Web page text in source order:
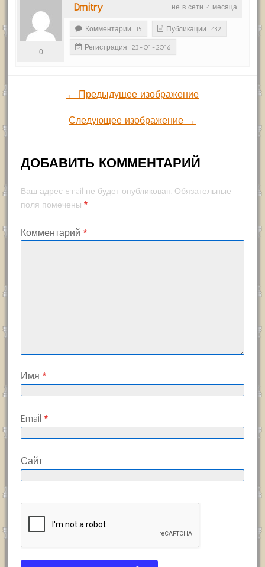
не в сети 4 месяца
Dmitry
0
Комментарии: 15 Публикации: 432
Регистрация: 23-01-2016
← Предыдущее изображение
Следующее изображение →
ДОБАВИТЬ КОММЕНТАРИЙ
Ваш адрес email не будет опубликован. Обязательные
поля помечены *
Комментарий *
Имя *
Email *
Сайт